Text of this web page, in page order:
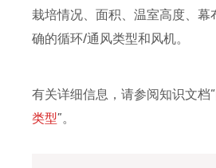
栽培情况、面积、温室高度、幕
确的循环/通风类型和风机。
有关详细信息，请参阅知识文档“
类型”。